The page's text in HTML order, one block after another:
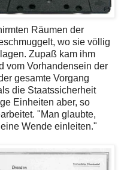
Räumen der
wo sie völlig
Zupaß kam ihm
vom Vorhandensein der
gesamte Vorgang
die Staatssicherheit
Einheiten aber, so
"Man glaubte,
Wende einleiten."